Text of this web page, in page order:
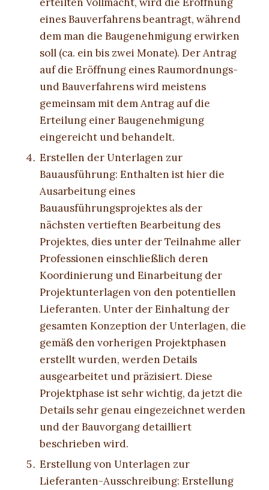
eines Bauverfahrens beantragt, während
dem man die Baugenehmigung erwirken
soll (ca. ein bis zwei Monate). Der Antrag
auf die Eröffnung eines Raumordnungs-
und Bauverfahrens wird meistens
gemeinsam mit dem Antrag auf die
Erteilung einer Baugenehmigung
eingereicht und behandelt.
Erstellen der Unterlagen zur
Bauausführung: Enthalten ist hier die
Ausarbeitung eines
Bauausführungsprojektes als der
nächsten vertieften Bearbeitung des
Projektes, dies unter der Teilnahme aller
Professionen einschließlich deren
Koordinierung und Einarbeitung der
Projektunterlagen von den potentiellen
Lieferanten. Unter der Einhaltung der
gesamten Konzeption der Unterlagen, die
gemäß den vorherigen Projektphasen
erstellt wurden, werden Details
ausgearbeitet und präzisiert. Diese
Projektphase ist sehr wichtig, da jetzt die
Details sehr genau eingezeichnet werden
und der Bauvorgang detailliert
beschrieben wird.
Erstellung von Unterlagen zur
Lieferanten-Ausschreibung: Erstellung